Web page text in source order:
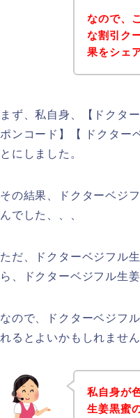
なので、
な割引ク
果をシェ
まず、私自身、【ドクタ
ポンコード】【 ドクター
とにしました。
その結果、ドクターベジ
んでした、、、
ただ、ドクターベジフル
ら、ドクターベジフル生
なので、ドクターベジフ
れるとよいかもしれません
私自身が
生姜黒蜜